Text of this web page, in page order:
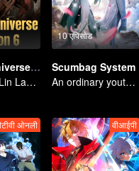
Martial Universe S6
Defeating Lin Langtian, rising to the championship.
10 एपिसोड
Scumbag System
An ordinary youth crossing as a villain into the book and abusing the hero!
ओनली वीआईपी